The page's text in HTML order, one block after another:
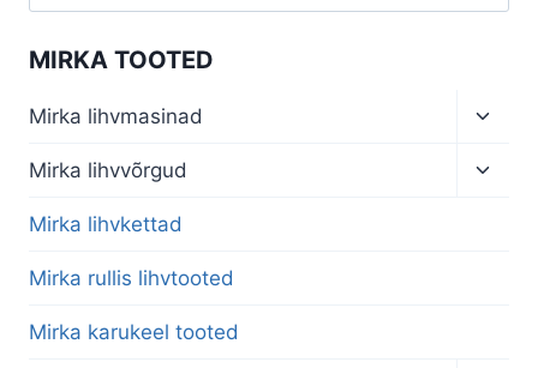
MIRKA TOOTED
Mirka lihvmasinad
menu
Mirka lihvvõrgud
Mirka lihvkettad
Mirka rullis lihvtooted
Mirka karukeel tooted